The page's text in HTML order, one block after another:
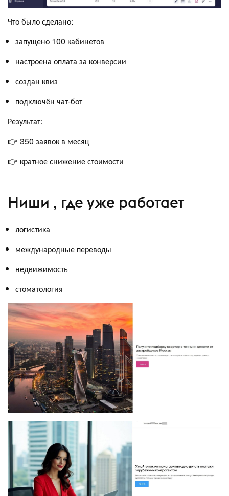
Что было сделано:
запущено 100 кабинетов
настроена оплата за конверсии
создан квиз
подключён чат-бот
Результат:
👉 350 заявок в месяц
👉 кратное снижение стоимости
Ниши , где уже работает
логистика
международные переводы
недвижимость
стоматология